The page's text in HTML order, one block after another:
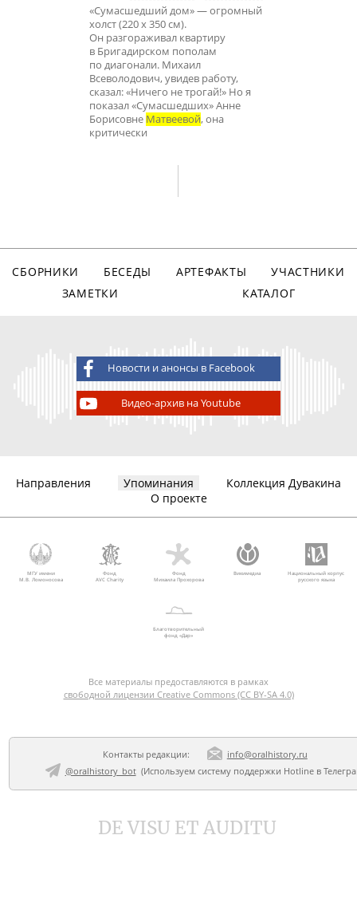
«Сумасшедший дом» — огромный
холст (220 х 350 см).
Он разгораживал квартиру
в Бригадирском пополам
по диагонали. Михаил
Всеволодович, увидев работу,
сказал: «Ничего не трогай!» Но я
показал «Сумасшедших» Анне
Борисовне Матвеевой, она
критически
СБОРНИКИ БЕСЕДЫ АРТЕФАКТЫ
УЧАСТНИКИ
ЗАМЕТКИ
КАТАЛОГ
Новости и анонсы в Facebook
Видео-архив на Youtube
Направления Упоминания
Коллекция Дувакина
О проекте
МГУ имени
М.В. Ломоносова
Фонд
AVC Charity
Фонд
Михаила Прохорова
Викимедиа
Национальный корпус
русского языка
Благотворительный
фонд «Дар»
Все материалы предоставляются в рамках
свободной лицензии Creative Commons (CC BY-SA 4.0)
Контакты редакции:
info@oralhistory.ru
@oralhistory_bot(Используем систему поддержки Hotline в
DE VISU ET AUDITU